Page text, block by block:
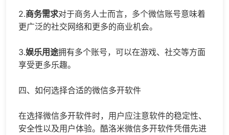
2.商务需求对于商务人士而言，多个微信账号意味着
更广泛的社交网络和更多的商业机会。
3.娱乐用途拥有多个账号，可以在游戏、社交等方面
享受更多乐趣。
四、如何选择合适的微信多开软件
在选择微信多开软件时，用户应注意软件的稳定性、
安全性以及用户体验。酷洛米微信多开软件凭借先进